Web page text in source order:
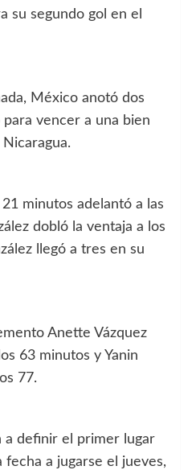
su segundo gol en el
México anotó dos
vencer a una bien
minutos adelantó a las
dobló la ventaja a los
llegó a tres en su
Anette Vázquez
63 minutos y Yanin
77.
a definir el primer lugar
a jugarse el jueves,